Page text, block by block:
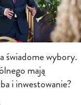
świadome wybory.
mają
i inwestowanie?